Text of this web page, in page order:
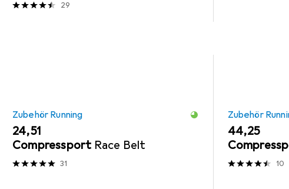
29
Zubehör Running
EUR
24,51
Compressport Race Belt
31
Zubehör
EUR
44,25
10